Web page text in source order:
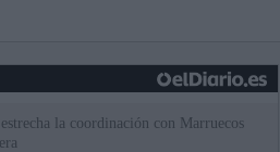
la coordinación con Marruecos